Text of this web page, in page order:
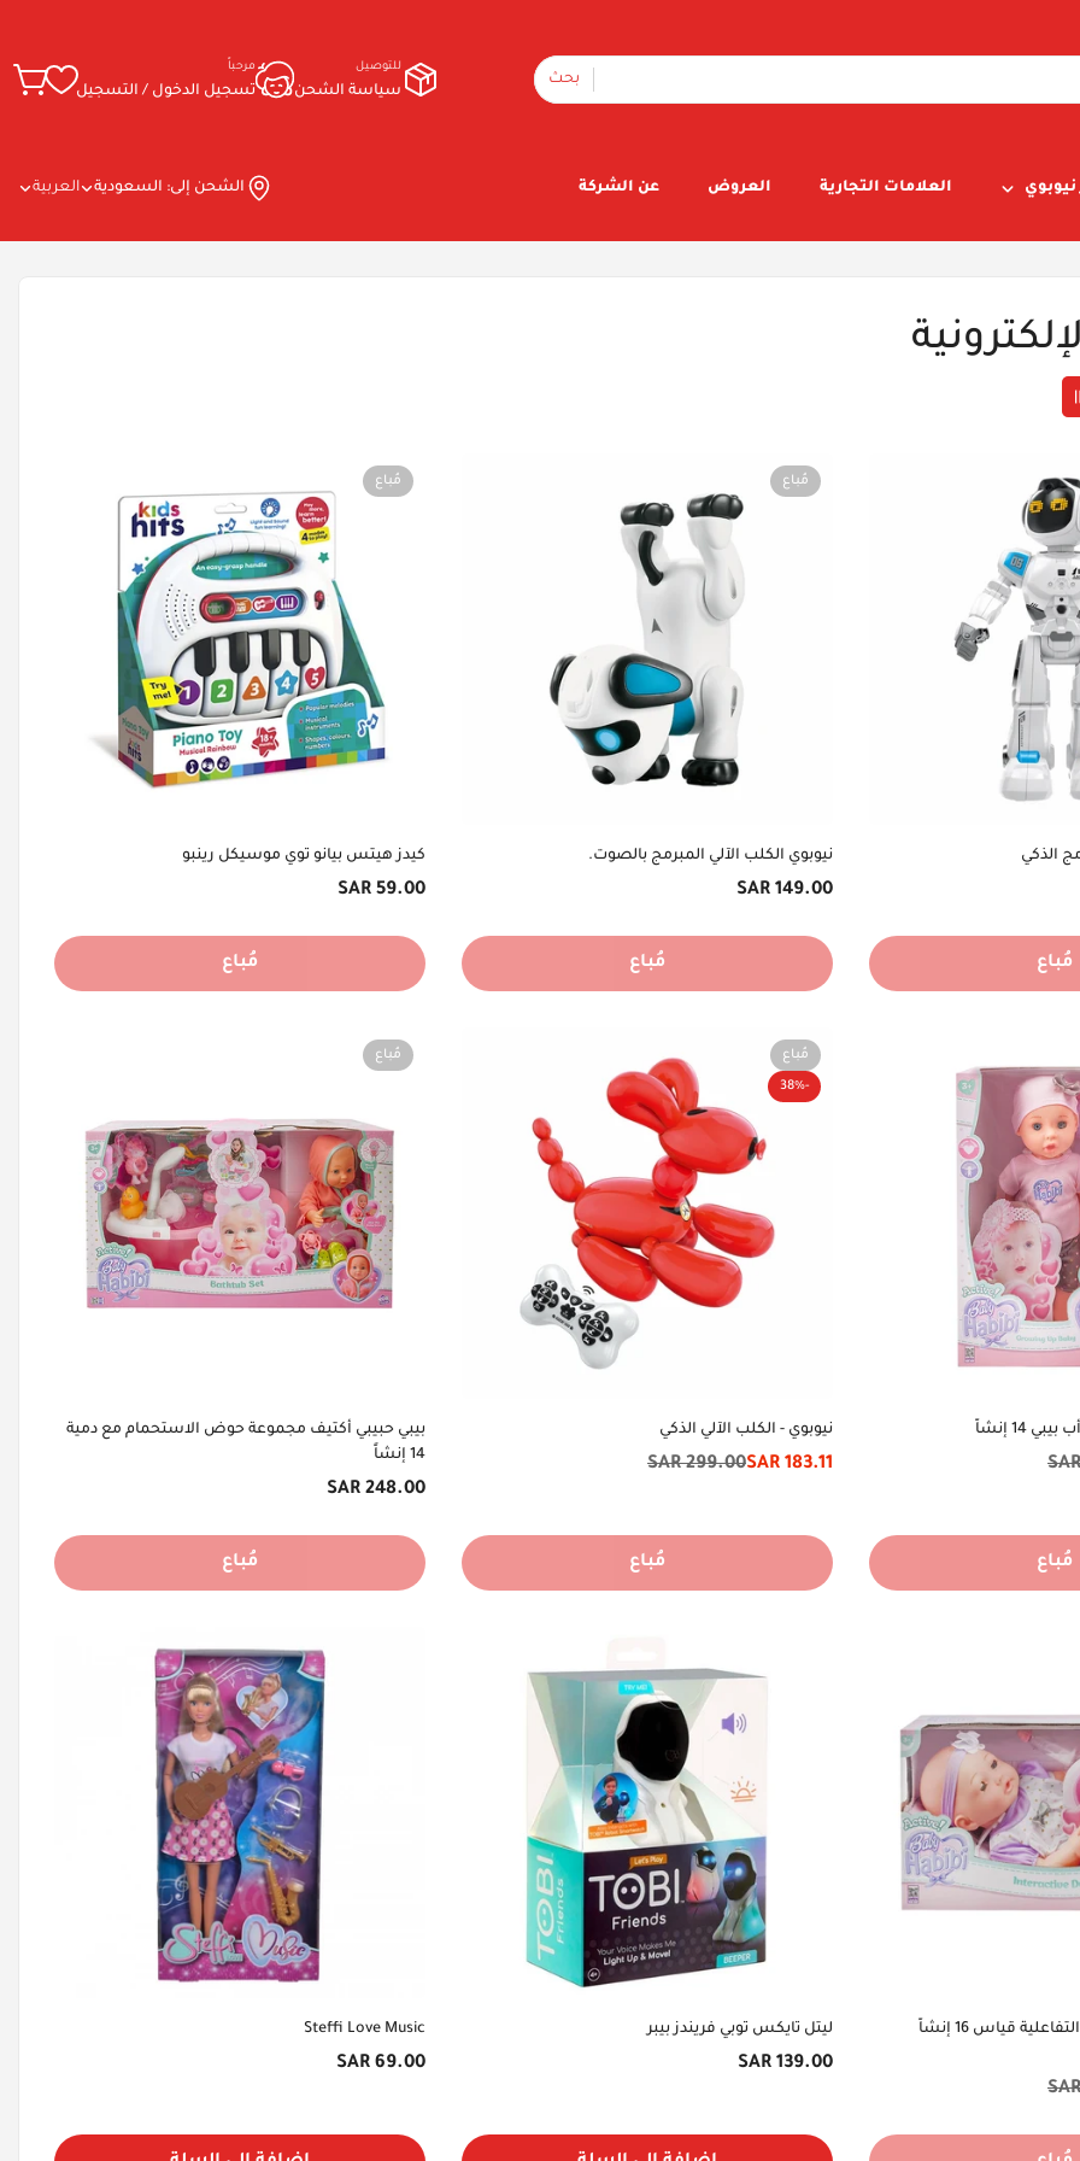
بحث
للتوصيل
سياسة الشحن
مرحباً
تسجيل الدخول / التسجيل
العلامات التجارية العروض عن الشركة الشحن إلى: السعودية العربية
الذكي
مُباع
مُباع
نيوبوي الكلب الآلي المبرمج بالصوت.
السعر
149.00 SAR
مُباع
مُباع
كيدز هيتس بيانو توي موسيكل رينبو
السعر
59.00 SAR
مُباع
14 إنشاً
مُباع
مُباع
-38%
نيوبوي - الكلب الآلي الذكي
سعر
183.11 SAR
السعر
299.00 SAR
مُباع
مُباع
بيبي حبيبي أكتيف مجموعة حوض الاستحمام مع دمية
14 إنشاً
السعر
248.00 SAR
مُباع
دمية بيبي حبيبي - دميتي التفاعلية قياس 16 إنشاً
ليتل تايكس توبي فريندز بيبر
السعر
139.00 SAR
Steffi Love Music
السعر
69.00 SAR